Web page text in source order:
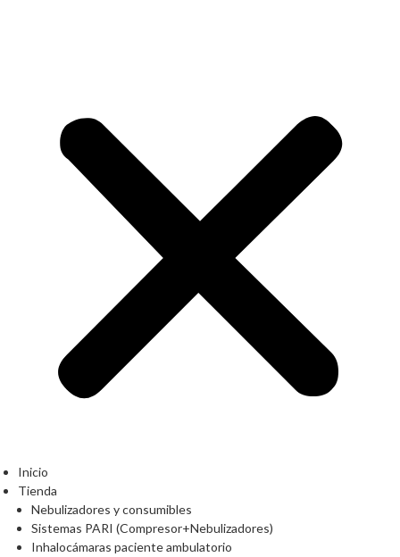
Inicio
Tienda
Nebulizadores y consumibles
Sistemas PARI (Compresor+Nebulizadores)
Inhalocámaras paciente ambulatorio